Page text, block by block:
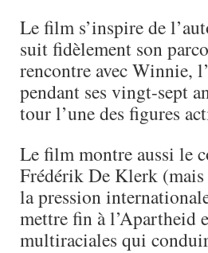
Le film s’inspire de
suit fidèlement son
rencontre avec Winnie,
pendant ses vingt-sept
tour l’une des figures
Le film montre aussi le
Frédérik De Klerk (mais
la pression
mettre fin à l’Apartheid
multiraciales qui